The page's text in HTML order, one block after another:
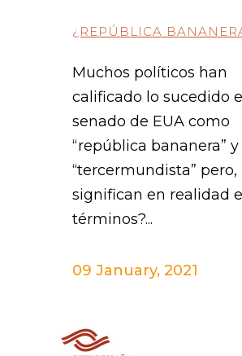
¿REPÚBLICA
Muchos políticos han
calificado lo sucedido
senado de EUA como
“república bananera” y
“tercermundista” pero,
significan en realidad
términos?...
09 January, 2021